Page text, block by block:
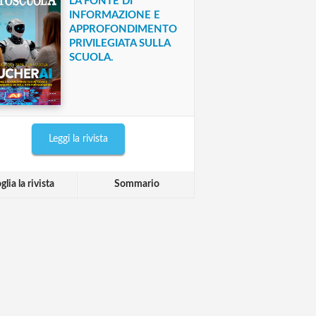
INFORMAZIONE E
APPROFONDIMENTO
PRIVILEGIATA SULLA
SCUOLA.
Leggi la rivista
la rivista Sommario